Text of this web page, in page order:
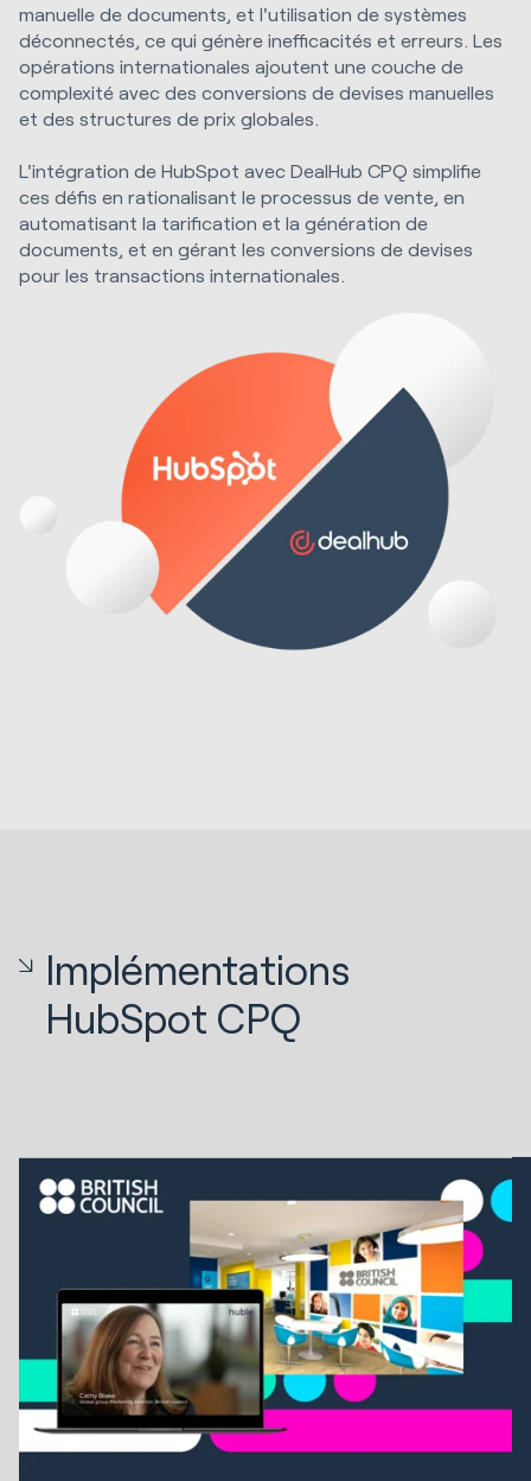
manuelle de documents, et l'utilisation de systèmes
déconnectés, ce qui génère inefficacités et erreurs. Les
opérations internationales ajoutent une couche de
complexité avec des conversions de devises manuelles
et des structures de prix globales.
L'intégration de HubSpot avec DealHub CPQ simplifie
ces défis en rationalisant le processus de vente, en
automatisant la tarification et la génération de
documents, et en gérant les conversions de devises
pour les transactions internationales.
Implémentations
HubSpot CPQ